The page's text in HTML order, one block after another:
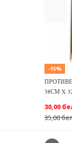
-15%
38СМ X
35,00
30,00